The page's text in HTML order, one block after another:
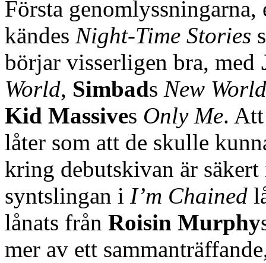
Första
kändes Night-Time Stories
börjar visserligen bra, med
World, Simbads New World
Kid Massives Only Me.
låter som att de skulle
kring debutskivan är
syntslingan i I’m Chained
lånats från Roisin Murphy
mer av ett